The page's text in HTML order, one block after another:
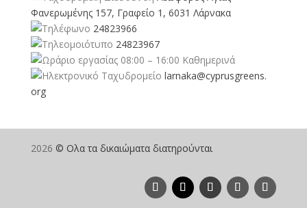
Φανερωμένης 157, Γραφείο 1, 6031 Λάρνακα
24823966
24823967
08:00 – 16:00 Καθημερινά
larnaka@cyprusgreens.
org
2026 © Ολα τα δικαιώματα διατηρούνται